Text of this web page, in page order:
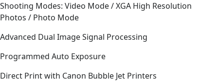
Shooting Modes: Video Mode / XGA High Resolution
Photos / Photo Mode
Advanced Dual Image Signal Processing
Programmed Auto Exposure
Direct Print with Canon Bubble Jet Printers